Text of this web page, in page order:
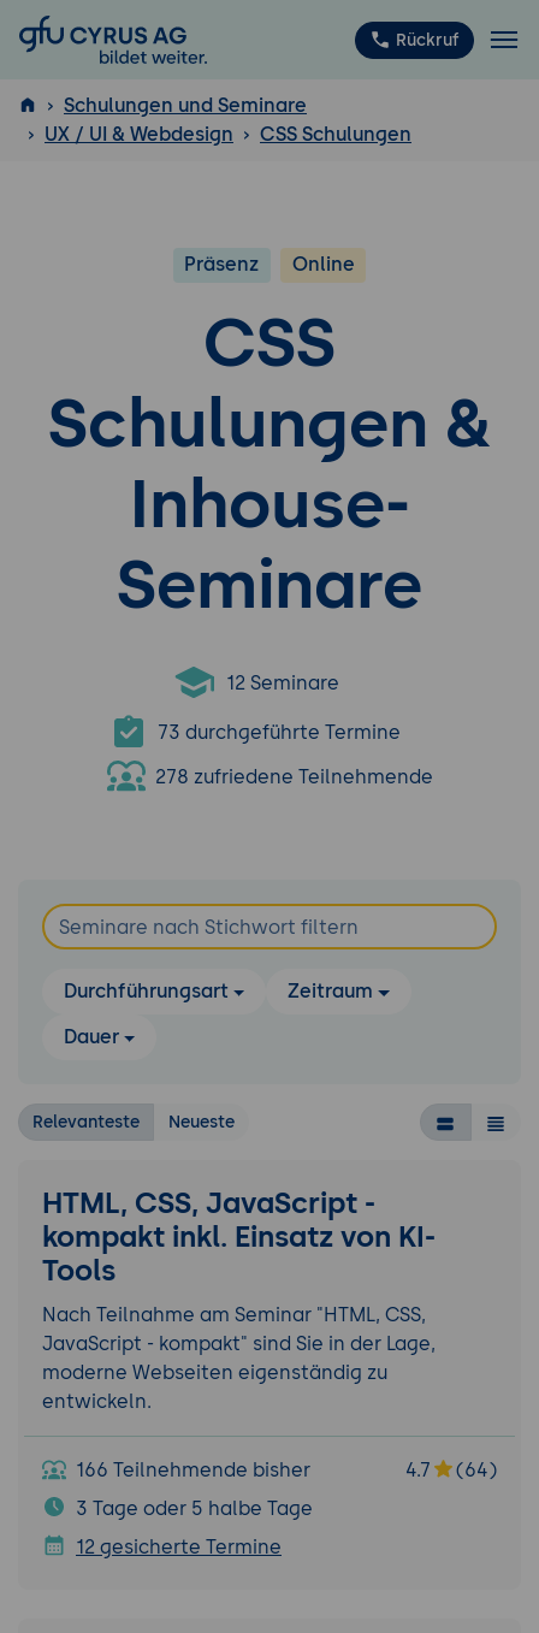
GFU Cyrus AG Rückruf
ISTQB
Schulungen und Seminare
UX / UI & Webdesign
CSS Schulungen
Präsenz Online
CSS
Schulungen &
Inhouse-
Seminare
12 Seminare
73 durchgeführte Termine
278 zufriedene Teilnehmende
Durchführungsart
Zeitraum
Dauer
Relevanteste Neueste
HTML, CSS, JavaScript -
kompakt inkl. Einsatz von KI-
Tools
Nach Teilnahme am Seminar "HTML, CSS,
JavaScript - kompakt" sind Sie in der Lage,
moderne Webseiten eigenständig zu
entwickeln.
166 Teilnehmende bisher 4.7
(64)
3 Tage oder 5 halbe Tage
12 gesicherte Termine